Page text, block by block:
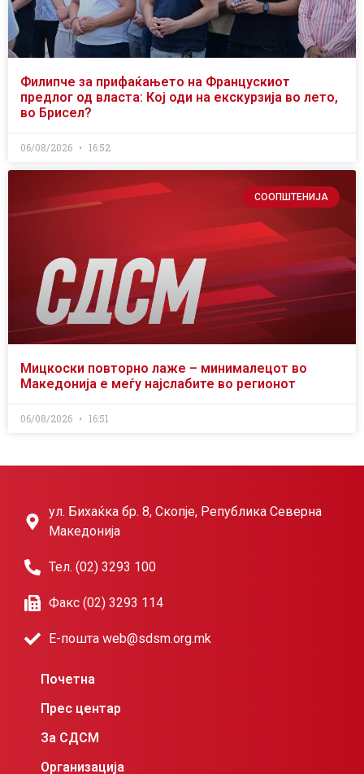
Филипче за прифаќањето на Францускиот
предлог од власта: Кој оди на екскурзија во лето,
во Брисел?
06/08/2026 16:52
СООПШТЕНИЈА
Мицкоски повторно лаже – минималецот во
Македонија е меѓу најслабите во регионот
06/08/2026 16:51
ул. Бихаќка бр. 8, Скопје, Република Северна
Македонија
Тел. (02) 3293 100
Факс (02) 3293 114
Е-пошта web@sdsm.org.mk
Почетна
Прес центар
За СДСМ
Организација